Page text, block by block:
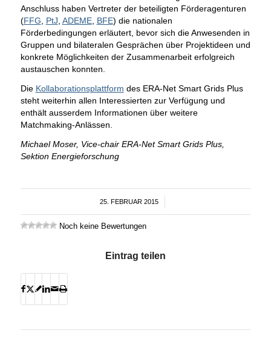
Anschluss haben Vertreter der beteiligten Förderagenturen
(FFG PtJ ADEME, BFE) die nationalen
Förderbedingungen erläutert, bevor sich die Anwesenden in
Gruppen und bilateralen Gesprächen über Projektideen und
konkrete Möglichkeiten der Zusammenarbeit erfolgreich
austauschen konnten.
Die Kollaborationsplattform des ERA-Net Smart Grids Plus
steht weiterhin allen Interessierten zur Verfügung und
enthält ausserdem Informationen über weitere
Matchmaking-Anlässen.
Michael Moser, Vice-chair ERA-Net Smart Grids Plus,
Sektion Energieforschung
25. FEBRUAR 2015
/
Noch keine Bewertungen
Eintrag teilen